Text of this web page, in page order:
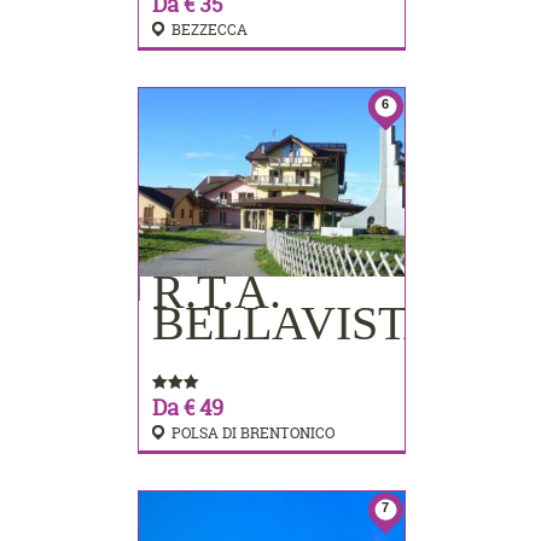
BEZZECCA
6
R.T.A.
BELLAVISTA
Da € 49
POLSA DI BRENTONICO
PRENOTA
7